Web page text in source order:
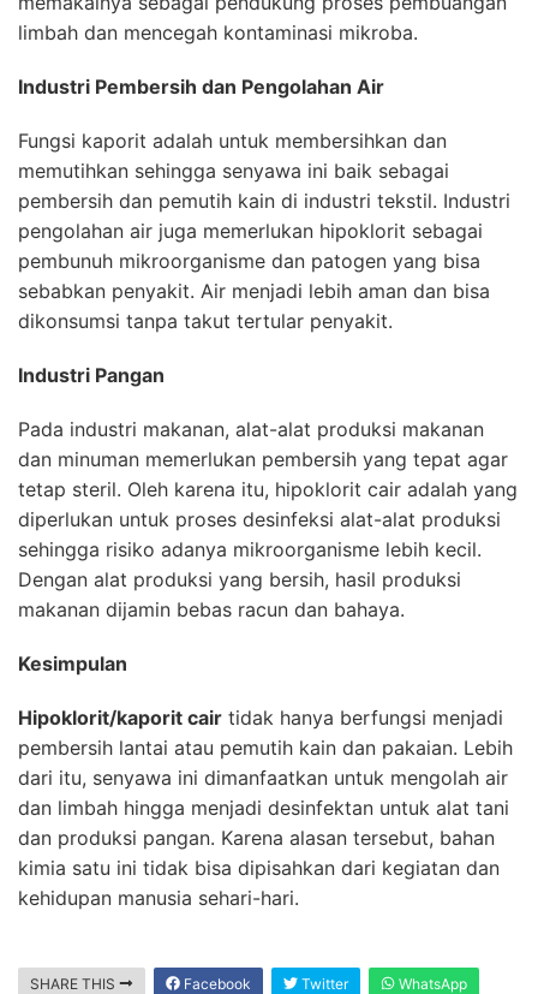
limbah dan mencegah kontaminasi mikroba.
Industri Pembersih dan Pengolahan Air
Fungsi kaporit adalah untuk membersihkan dan
memutihkan sehingga senyawa ini baik sebagai
pembersih dan pemutih kain di industri tekstil. Industri
pengolahan air juga memerlukan hipoklorit sebagai
pembunuh mikroorganisme dan patogen yang bisa
sebabkan penyakit. Air menjadi lebih aman dan bisa
dikonsumsi tanpa takut tertular penyakit.
Industri Pangan
Pada industri makanan, alat-alat produksi makanan
dan minuman memerlukan pembersih yang tepat agar
tetap steril. Oleh karena itu, hipoklorit cair adalah yang
diperlukan untuk proses desinfeksi alat-alat produksi
sehingga risiko adanya mikroorganisme lebih kecil.
Dengan alat produksi yang bersih, hasil produksi
makanan dijamin bebas racun dan bahaya.
Kesimpulan
Hipoklorit/kaporit cair tidak hanya berfungsi menjadi
pembersih lantai atau pemutih kain dan pakaian. Lebih
dari itu, senyawa ini dimanfaatkan untuk mengolah air
dan limbah hingga menjadi desinfektan untuk alat tani
dan produksi pangan. Karena alasan tersebut, bahan
kimia satu ini tidak bisa dipisahkan dari kegiatan dan
kehidupan manusia sehari-hari.
SHARE THIS Facebook Twitter WhatsApp